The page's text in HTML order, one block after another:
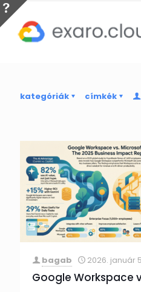
kategóriák címkék
bagab 2026. január
Google Workspace